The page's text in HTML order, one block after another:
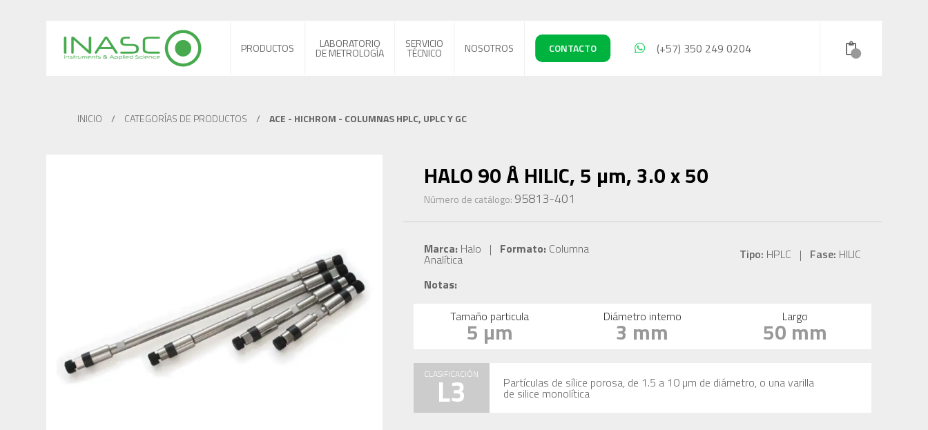
PRODUCTOS LABORATORIO
DE METROLOGÍA
SERVICIO
TÉCNICO NOSOTROS CONTACTO (+57) 350 249 0204
INICIO / CATEGORÍAS DE PRODUCTOS / ACE - HICHROM - COLUMNAS HPLC, UPLC Y GC
HALO 90 Å HILIC, 5 µm, 3.0 x 50
Número de catálogo: 95813-401
Marca:Halo | Formato:Columna
Analítica Tipo: HPLC | Fase: HILIC
Notas:
Tamaño particula
5 µm Diámetro interno
3 mm Largo
50 mm
CLASIFICACIÓN
L3 Partículas de sílice porosa, de 1.5 a 10 µm de diámetro, o una varilla
de silice monolítica